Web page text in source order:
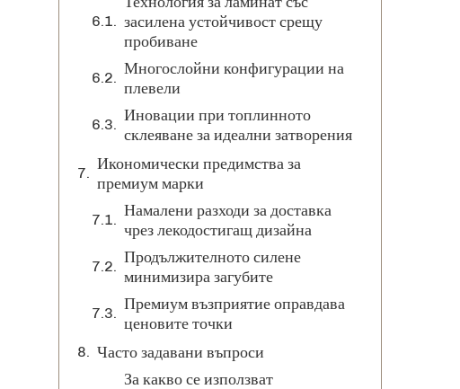
засилена устойчивост срещу
пробиване
Многослойни конфигурации на
плевели
Иновации при топлинното
склеяване за идеални затворения
Икономически предимства за
премиум марки
Намалени разходи за доставка
чрез лекодостигащ дизайна
Продължителното силене
минимизира загубите
Премиум възприятие оправдава
ценовите точки
Часто задавани въпроси
За какво се използват